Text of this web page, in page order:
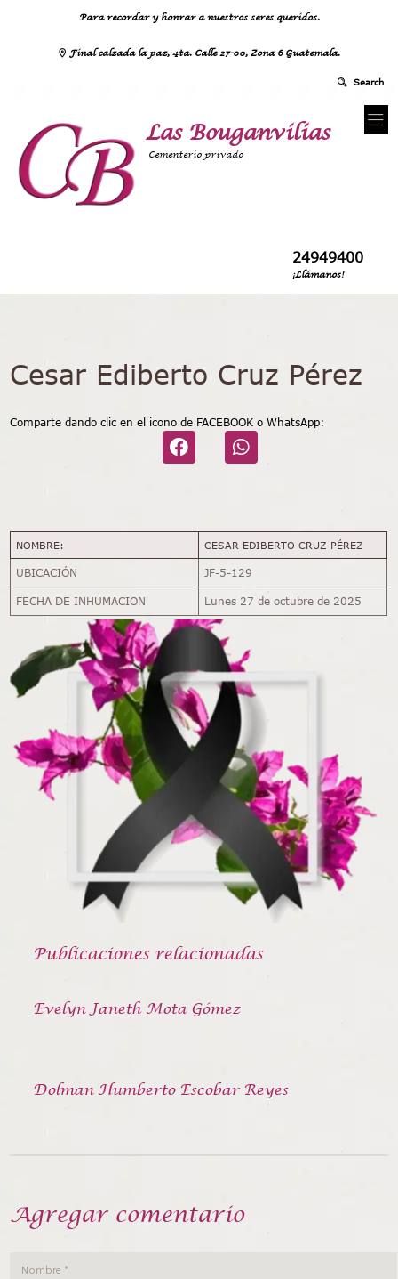
Para recordar y honrar a nuestros seres queridos.
Final calzada la paz, 4ta. Calle 27-00, Zona 6 Guatemala.
Las Bouganvilias
Cementerio privado
24949400
¡Llámanos!
Cesar Ediberto Cruz Pérez
Comparte dando clic en el icono de FACEBOOK o WhatsApp:
NOMBRE: CESAR EDIBERTO CRUZ PÉREZ
UBICACIÓN JF-5-129
FECHA DE INHUMACION Lunes 27 de octubre de 2025
Publicaciones relacionadas
Evelyn Janeth Mota Gómez
Dolman Humberto Escobar Reyes
Agregar comentario